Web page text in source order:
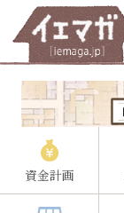
資金計画